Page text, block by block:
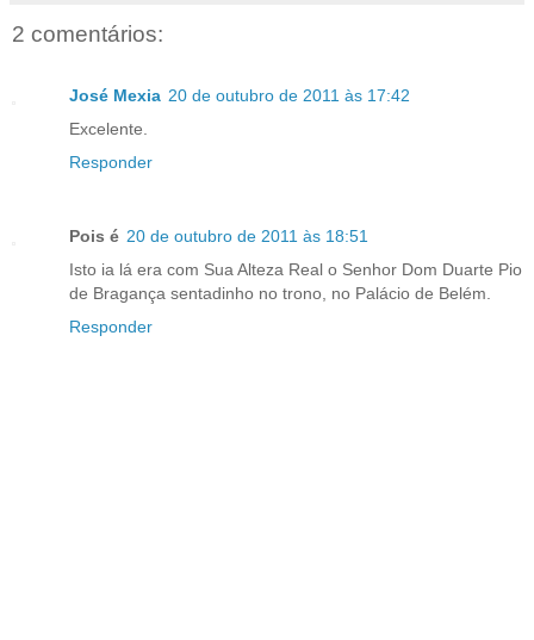
2 comentários:
José Mexia 20 de outubro de 2011 às 17:42
Excelente.
Responder
Pois é 20 de outubro de 2011 às 18:51
Isto ia lá era com Sua Alteza Real o Senhor Dom Duarte Pio
de Bragança sentadinho no trono, no Palácio de Belém.
Responder